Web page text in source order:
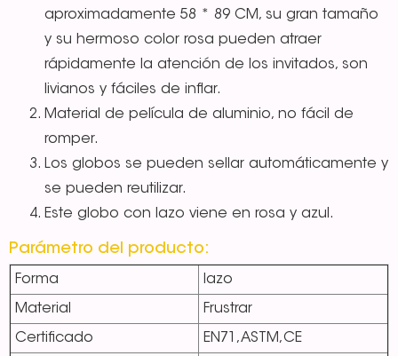
aproximadamente 58 * 89 CM, su gran tamaño
y su hermoso color rosa pueden atraer
rápidamente la atención de los invitados, son
livianos y fáciles de inflar.
Material de película de aluminio, no fácil de
romper.
Los globos se pueden sellar automáticamente y
se pueden reutilizar.
Este globo con lazo viene en rosa y azul.
Parámetro del producto:
Forma lazo
Material Frustrar
Certificado EN71,ASTM,CE